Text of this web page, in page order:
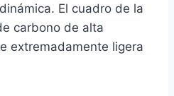
El cuadro de la
carbono de alta
extremadamente ligera